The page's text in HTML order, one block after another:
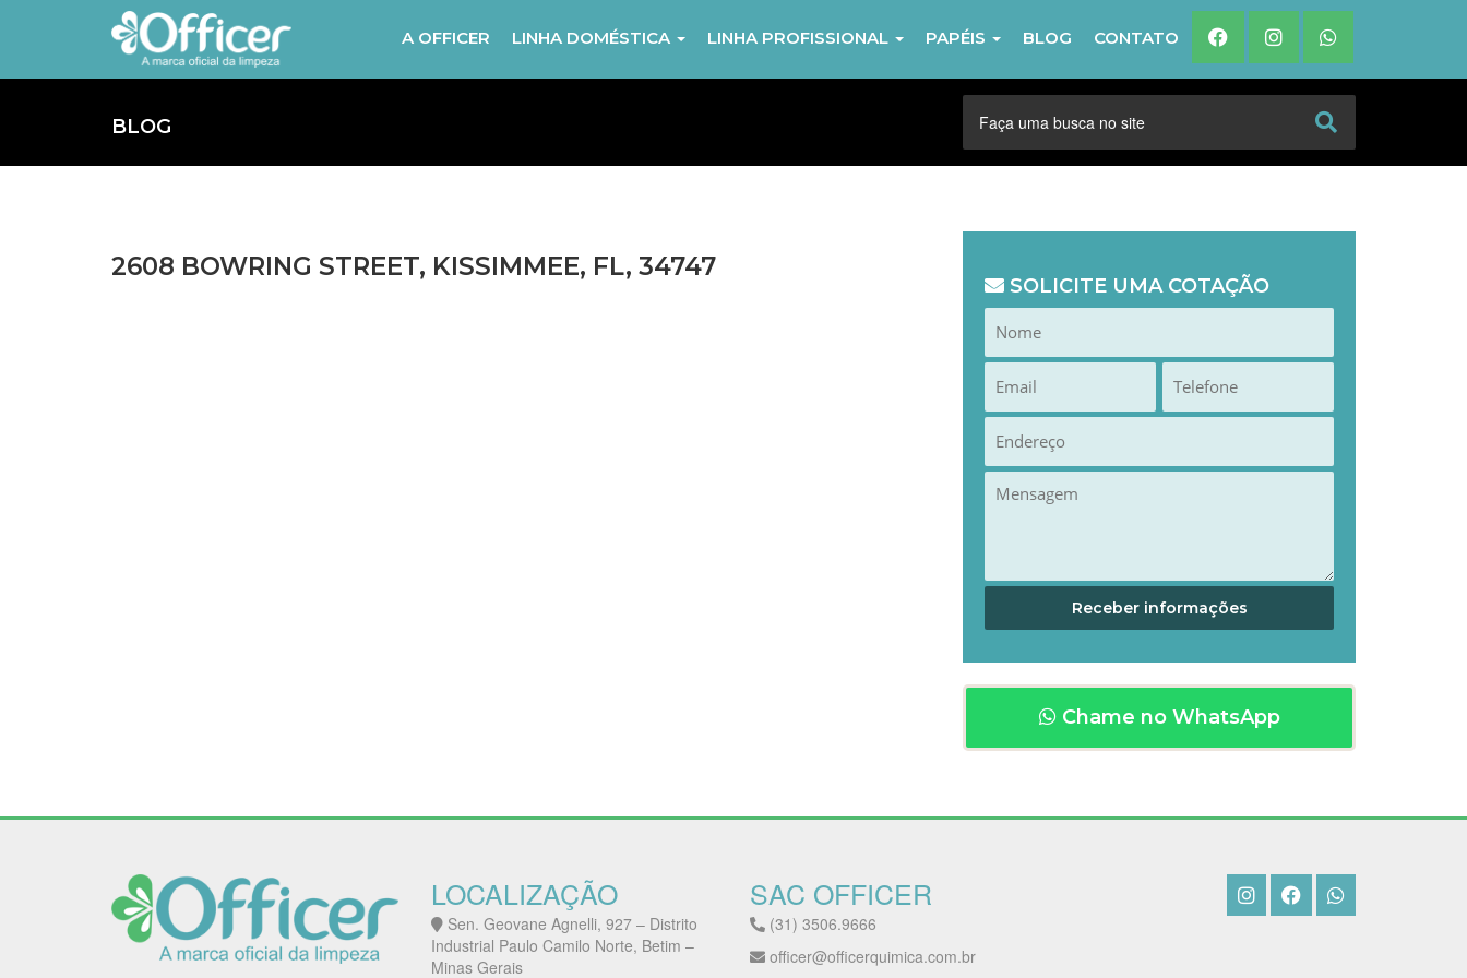
A OFFICER LINHA DOMÉSTICA LINHA PROFISSIONAL PAPÉIS BLOG CONTATO
BLOG
2608 BOWRING STREET, KISSIMMEE, FL, 34747
SOLICITE UMA COTAÇÃO
Chame no WhatsApp
LOCALIZAÇÃO
Sen. Geovane Agnelli, 927 – Distrito
Industrial Paulo Camilo Norte, Betim –
Minas Gerais
SAC OFFICER
(31) 3506.9666
officer@officerquimica.com.br